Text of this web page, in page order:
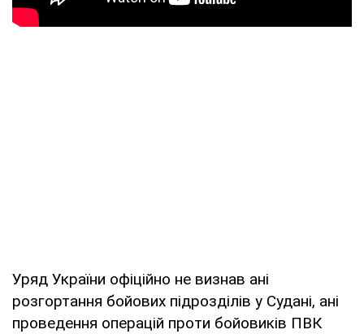
Уряд України офіційно не визнав ані
розгортання бойових підрозділів у Судані, ані
проведення операцій проти бойовиків ПВК